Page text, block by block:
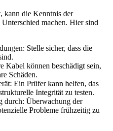
kann die Kenntnis der
machen. Hier sind
Stelle sicher, dass die
Kabel können beschädigt sein,
Schäden.
Ein Prüfer kann helfen, das
Integrität zu testen.
durch: Überwachung der
Probleme frühzeitig zu